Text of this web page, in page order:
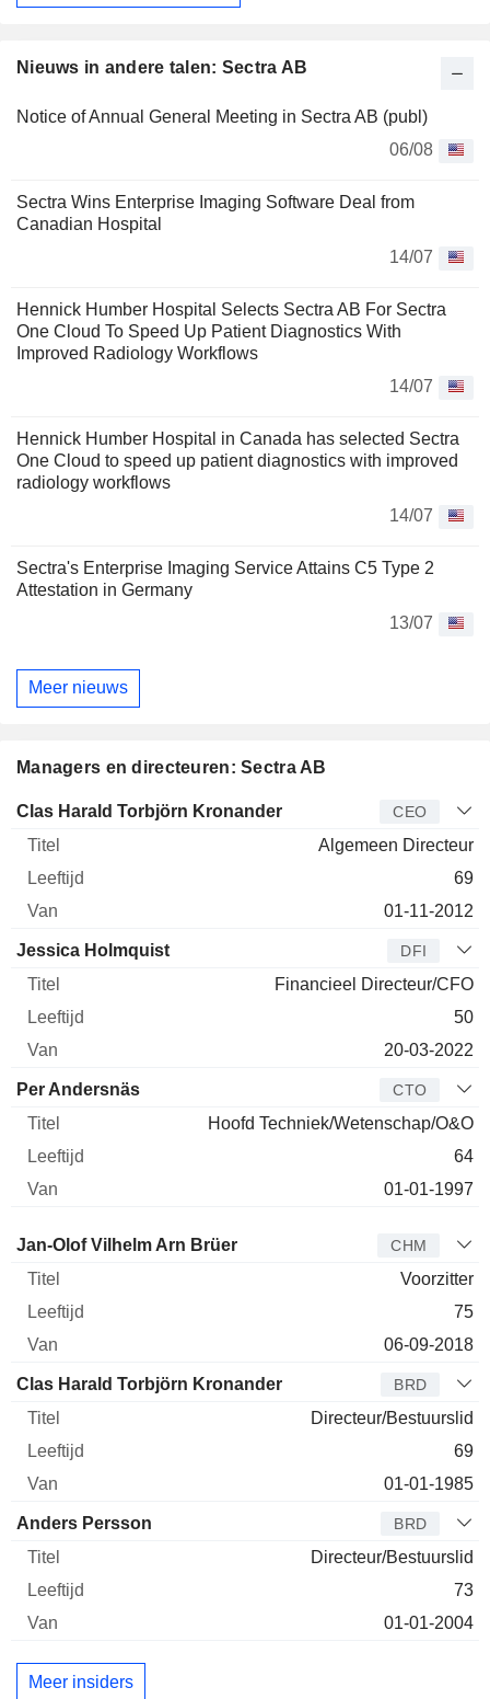
Nieuws in andere talen: Sectra AB
Notice of Annual General Meeting in Sectra AB (publ)
06/08
Sectra Wins Enterprise Imaging Software Deal from
Canadian Hospital
14/07
Hennick Humber Hospital Selects Sectra AB For Sectra
One Cloud To Speed Up Patient Diagnostics With
Improved Radiology Workflows
14/07
Hennick Humber Hospital in Canada has selected Sectra
One Cloud to speed up patient diagnostics with improved
radiology workflows
14/07
Sectra's Enterprise Imaging Service Attains C5 Type 2
Attestation in Germany
13/07
Meer nieuws
Managers en directeuren: Sectra AB
Bedrijfsleider Titel Leeftijd Van
Clas Harald Torbjörn Kronander CEO
Algemeen Directeur
69
01-11-2012
Jessica Holmquist DFI
Financieel Directeur/CFO
50
20-03-2022
Per Andersnäs CTO
Hoofd Techniek/Wetenschap/O&O
64
01-01-1997
Bestuurder Titel Leeftijd Van
Jan-Olof Vilhelm Arn Brüer CHM
Voorzitter
75
06-09-2018
Clas Harald Torbjörn Kronander BRD
Directeur/Bestuurslid
69
01-01-1985
Anders Persson BRD
Directeur/Bestuurslid
73
01-01-2004
Meer insiders